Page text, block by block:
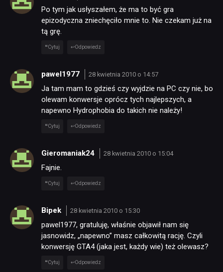
Po tym jak usłyszałem, że ma to być gra
epizodyczna zniechęciło mnie to. Nie czekam już na
tą grę.
Cytuj Odpowiedz
pawel1977 28 kwietnia 2010 o 14:57
Ja tam mam to gdzieś czy wyjdzie na PC czy nie, bo
olewam konwersje oprócz tych najlepszych, a
napewno Hydrophobia do takich nie należy!
Cytuj Odpowiedz
Gieromaniak24 28 kwietnia 2010 o 15:04
Fajnie.
Cytuj Odpowiedz
Bipek 28 kwietnia 2010 o 15:30
pawel1977, gratuluję, właśnie objawił nam się
jasnowidz, „napewno” masz całkowitą rację. Czyli
konwersję GTA4 (jaka jest, każdy wie) też olewasz?
Cytuj Odpowiedz